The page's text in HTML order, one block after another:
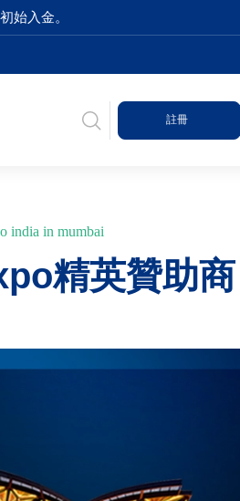
始入金。
註冊
india in mumbai
精英贊助商